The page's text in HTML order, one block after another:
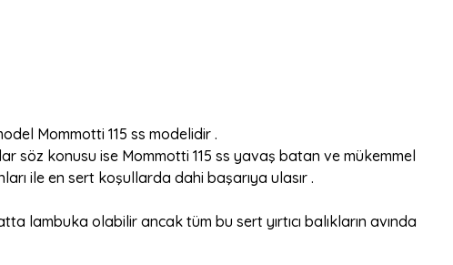
Mommotti 115 ss modelidir .
söz konusu ise Mommotti 115 ss yavaş batan ve mükemmel
ile en sert koşullarda dahi başarıya ulasır .
lambuka olabilir ancak tüm bu sert yırtıcı balıkların avında